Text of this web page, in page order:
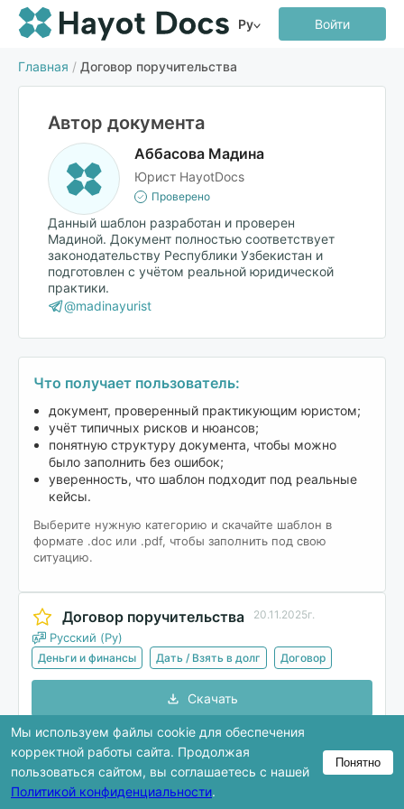
Ру Войти
Главная / Договор поручительства
Автор документа
Аббасова Мадина
Юрист HayotDocs
Проверено
Данный шаблон разработан и проверен
Мадиной. Документ полностью соответствует
законодательству Республики Узбекистан и
подготовлен с учётом реальной юридической
практики.
@madinayurist
Что получает пользователь:
документ, проверенный практикующим юристом;
учёт типичных рисков и нюансов;
понятную структуру документа, чтобы можно
было заполнить без ошибок;
уверенность, что шаблон подходит под реальные
кейсы.
Выберите нужную категорию и скачайте шаблон в
формате .doc или .pdf, чтобы заполнить под свою
ситуацию.
Договор поручительства 20.11.2025г.
Русский (Ру)
Деньги и финансы Дать / Взять в долг Договор
Скачать
В предпросмотре показана только часть
документа. Полная версия доступна после
скачивания.
Мы используем файлы cookie для обеспечения
корректной работы сайта. Продолжая
пользоваться сайтом, вы соглашаетесь с нашей
Политикой конфиденциальности.
Понятно